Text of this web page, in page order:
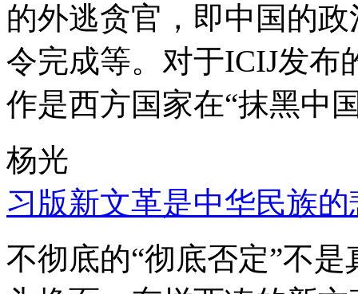
的外逃贪官，即中国的
令完成等。对于ICIJ发布
作是西方国家在“抹黑中
杨光
习版新文革是中华民族的
不彻底的“彻底否定”不